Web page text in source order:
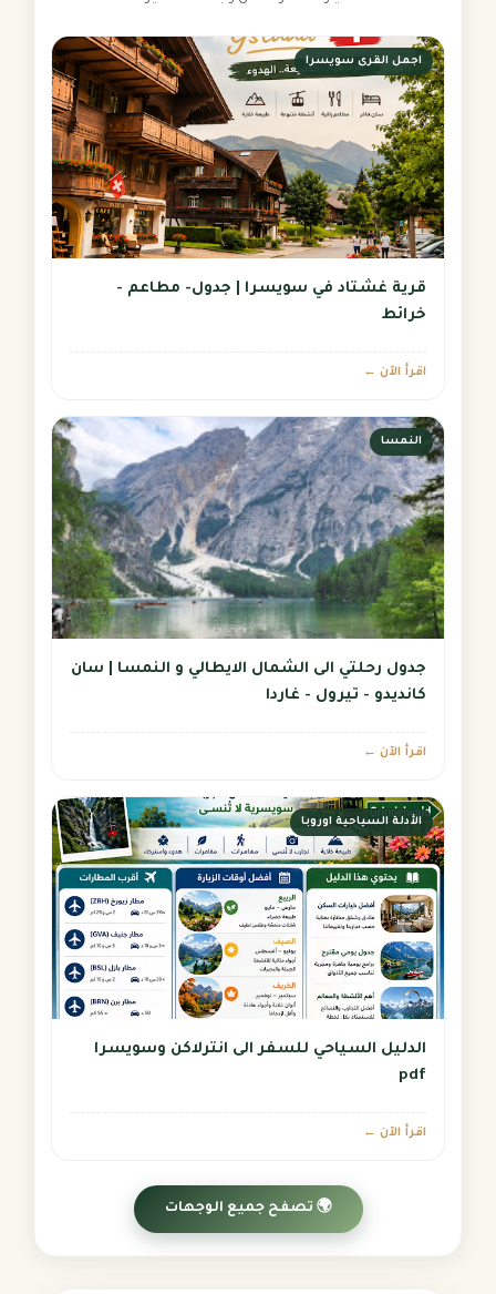
اجمل القرى سويسرا
قرية غشتاد في سويسرا | جدول- مطاعم -
خرائط
اقرأ الآن ←
النمسا
جدول رحلتي الى الشمال الايطالي و النمسا | سان
كانديدو - تيرول - غاردا
اقرأ الآن ←
الأدلة السياحية اوروبا
الدليل السياحي للسفر الى انترلاكن وسويسرا
pdf
اقرأ الآن ←
🌍 تصفح جميع الوجهات